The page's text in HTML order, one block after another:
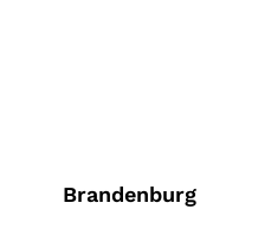
Brandenburg